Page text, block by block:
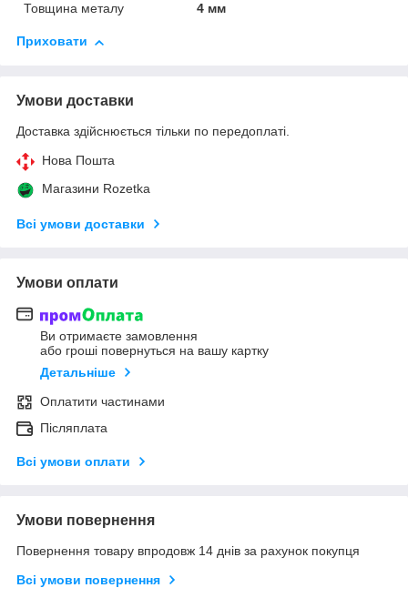
Товщина металу
4 мм
Приховати
Умови доставки
Доставка здійснюється тільки по передоплаті.
Нова Пошта
Магазини Rozetka
Всі умови доставки
Умови оплати
Ви отримаєте замовлення
або гроші повернуться на вашу картку
Детальніше
Оплатити частинами
Післяплата
Всі умови оплати
Умови повернення
Повернення товару впродовж 14 днів за рахунок покупця
Всі умови повернення